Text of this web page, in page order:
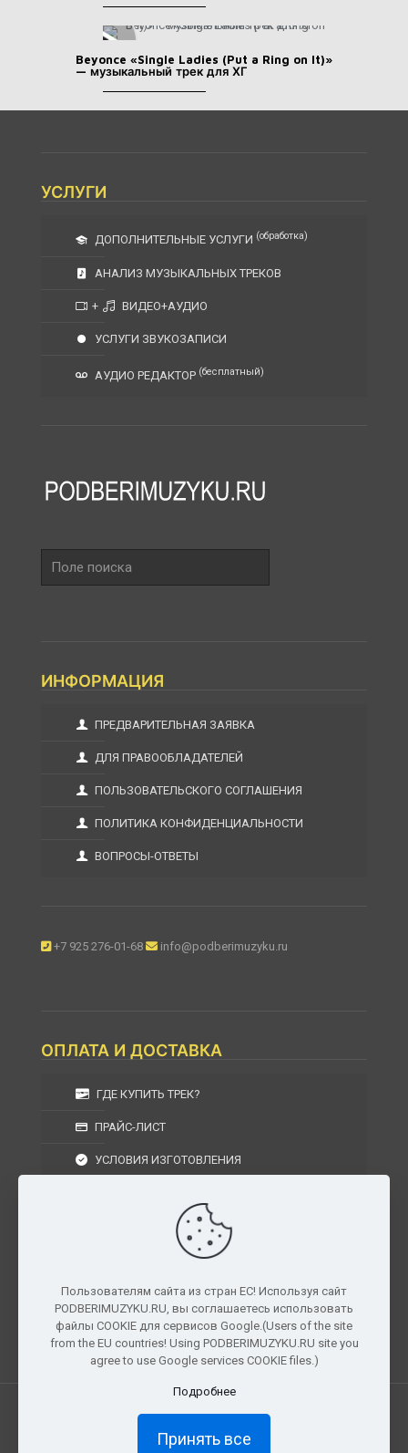
Полный доступ к материалам и
Beyonce «Single Ladies (Put a Ring on It)»
— музыкальный трек для ХГ
УСЛУГИ
ДОПОЛНИТЕЛЬНЫЕ УСЛУГИ (обработка)
АНАЛИЗ МУЗЫКАЛЬНЫХ ТРЕКОВ
+ ВИДЕО+АУДИО
УСЛУГИ ЗВУКОЗАПИСИ
АУДИО РЕДАКТОР (бесплатный)
поиска
ИНФОРМАЦИЯ
ПРЕДВАРИТЕЛЬНАЯ ЗАЯВКА
ДЛЯ ПРАВООБЛАДАТЕЛЕЙ
ПОЛЬЗОВАТЕЛЬСКОГО СОГЛАШЕНИЯ
ПОЛИТИКА КОНФИДЕНЦИАЛЬНОСТИ
ВОПРОСЫ-ОТВЕТЫ
+7 925 276-01-68 info@podberimuzyku.ru
ОПЛАТА И ДОСТАВКА
ГДЕ КУПИТЬ ТРЕК?
ПРАЙС-ЛИСТ
УСЛОВИЯ ИЗГОТОВЛЕНИЯ
УСЛОВИЯ ВОЗВРАТА
г. Москва, Московская область, Центральный
федеральный округ, РФ, Россия
Все права защищены. © 2026 PODBERIMUZYKU.RU
Пользователям сайта из стран ЕС! Используя сайт
PODBERIMUZYKU.RU, вы соглашаетесь использовать
файлы COOKIE для сервисов Google.(Users of the site
from the EU countries! Using PODBERIMUZYKU.RU site you
agree to use Google services COOKIE files.)
Подробнее
Принять все